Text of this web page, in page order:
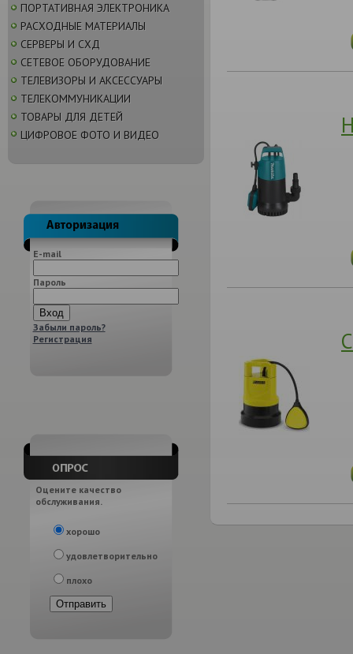
ПОРТАТИВНАЯ ЭЛЕКТРОНИКА
РАСХОДНЫЕ МАТЕРИАЛЫ
СЕРВЕРЫ И СХД
СЕТЕВОЕ ОБОРУДОВАНИЕ
ТЕЛЕВИЗОРЫ И АКСЕССУАРЫ
ТЕЛЕКОММУНИКАЦИИ
ТОВАРЫ ДЛЯ ДЕТЕЙ
ЦИФРОВОЕ ФОТО И ВИДЕО
E-mail
Пароль
Забыли пароль?
Регистрация
Оцените качество
обслуживания.
хорошо
удовлетворительно
плохо